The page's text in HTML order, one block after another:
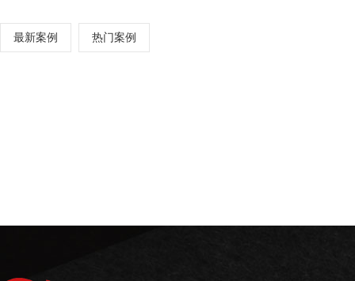
最新案例 热门案例